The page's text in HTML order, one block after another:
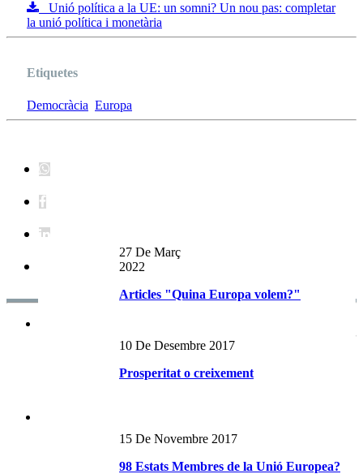
Unió política a la UE: un somni? Un nou pas: completar
la unió política i monetària
Etiquetes
Democràcia Europa
Notes d'Opinió RECENTS
27 De Març
2022
Articles "Quina Europa volem?"
10 De Desembre 2017
Prosperitat o creixement
15 De Novembre 2017
98 Estats Membres de la Unió Europea?